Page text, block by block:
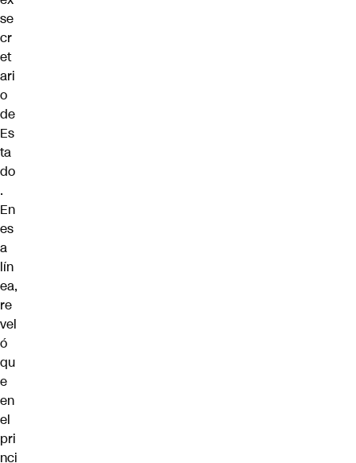
se
cr
et
ari
o
de
Es
ta
do
.
En
es
a
lín
ea,
re
vel
ó
qu
e
en
el
pri
nci